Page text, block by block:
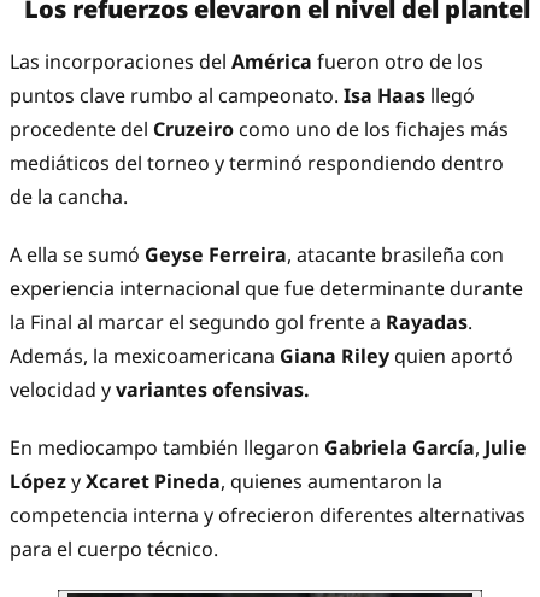
Los refuerzos elevaron el nivel del plantel
Las incorporaciones del América fueron otro de los
puntos clave rumbo al campeonato. Isa Haas llegó
procedente del Cruzeiro como uno de los fichajes más
mediáticos del torneo y terminó respondiendo dentro
de la cancha.
A ella se sumó Geyse Ferreira, atacante brasileña con
experiencia internacional que fue determinante durante
la Final al marcar el segundo gol frente a Rayadas.
Además, la mexicoamericana Giana Rileyquien aportó
velocidad yvariantes ofensivas.
En mediocampo también llegaron Gabriela García, Julie
LópezyXcaret Pineda, quienes aumentaron la
competencia interna y ofrecieron diferentes alternativas
para el cuerpo técnico.